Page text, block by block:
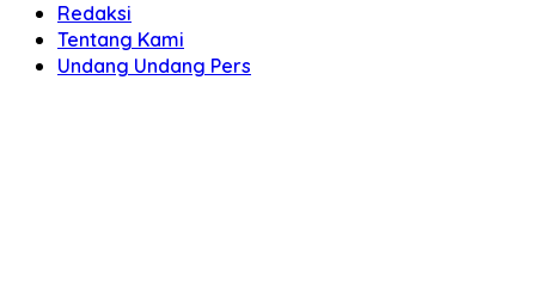
Redaksi
Tentang Kami
Undang Undang Pers